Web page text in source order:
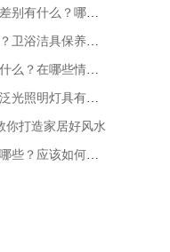
普通灯具和LED灯具的差别有什么？哪种LED灯具更好呢？
卫浴洁具应该如何选择？卫浴洁具保养的时候需要注意哪些？
LED灯具的保养方法有什么？在哪些情况下回损坏？
什么是泛光照明灯具？泛光照明灯具有什么作用？
你打造家居好风水
卫浴毛巾架的材质都有哪些？应该如何挑选卫浴毛巾架？